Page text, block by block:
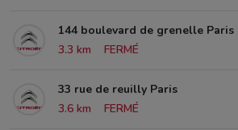
144 boulevard de grenelle Paris
3.3 km
FERMÉ
33 rue de reuilly Paris
3.6 km
FERMÉ